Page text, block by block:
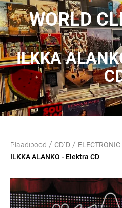
WORLD
ILKKA
Plaadipood / CD`D /
ILKKA ALANKO - Elektra CD